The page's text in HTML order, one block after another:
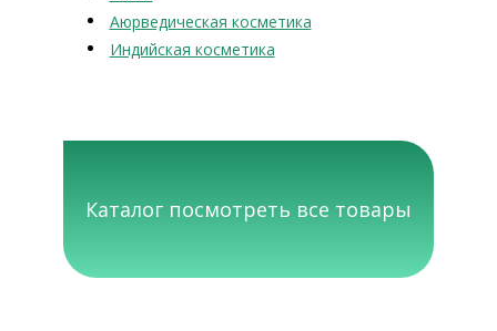
Аюрведическая косметика
Индийская косметика
Каталог посмотреть все товары